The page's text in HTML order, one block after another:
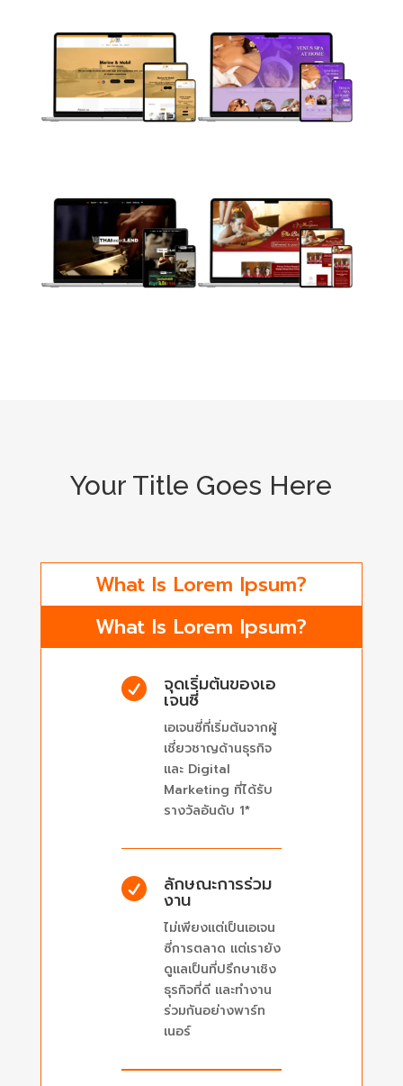
Your Title Goes Here
What Is Lorem Ipsum?
What Is Lorem Ipsum?
 จุดเริ่มต้นของเอ
เจนซี่
เอเจนซี่ที่เริ่มต้นจากผู้
เชี่ยวชาญด้านธุรกิจ
และ Digital
Marketing ที่ได้รับ
รางวัลอันดับ 1*
 ลักษณะการร่วม
งาน
ไม่เพียงแต่เป็นเอเจน
ซี่การตลาด แต่เรายัง
ดูแลเป็นที่ปรึกษาเชิง
ธุรกิจที่ดี และทำงาน
ร่วมกันอย่างพาร์ท
เนอร์